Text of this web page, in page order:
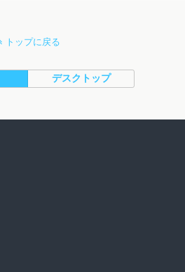
トップに戻る
デスクトップ